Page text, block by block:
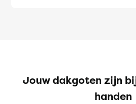
Jouw dakgoten zijn
handen